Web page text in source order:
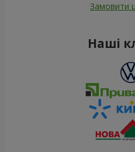
Замовити
Наші